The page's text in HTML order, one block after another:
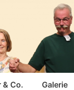
& Co. Galerie